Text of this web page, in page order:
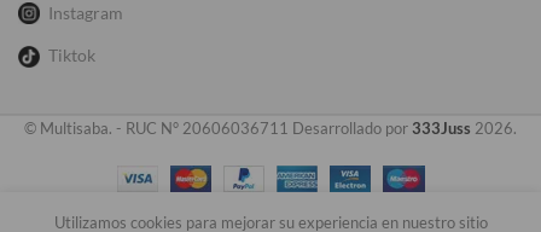
Instagram
Tiktok
© Multisaba. - RUC N° 20606036711 Desarrollado por 333Juss 2026.
Utilizamos cookies para mejorar su experiencia en nuestro sitio